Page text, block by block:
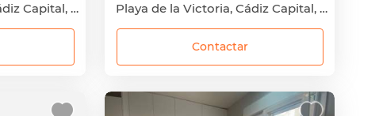
Playa de la Victoria, Cádiz Capital, Cádiz
Playa de la Victoria, Cádiz Capital, Cádiz
Contactar